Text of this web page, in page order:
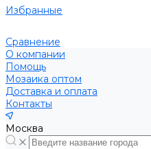
Избранные
Сравнение
О компании
Помощь
Мозаика оптом
Доставка и оплата
Контакты
Москва